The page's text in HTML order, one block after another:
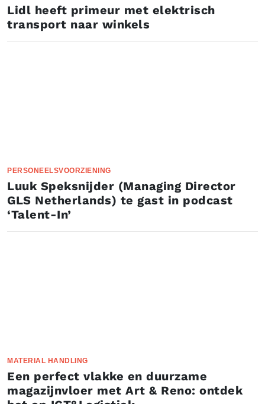
Lidl heeft primeur met elektrisch
transport naar winkels
PERSONEELSVOORZIENING
Luuk Speksnijder (Managing Director
GLS Netherlands) te gast in podcast
‘Talent-In’
MATERIAL HANDLING
Een perfect vlakke en duurzame
magazijnvloer met Art & Reno: ontdek